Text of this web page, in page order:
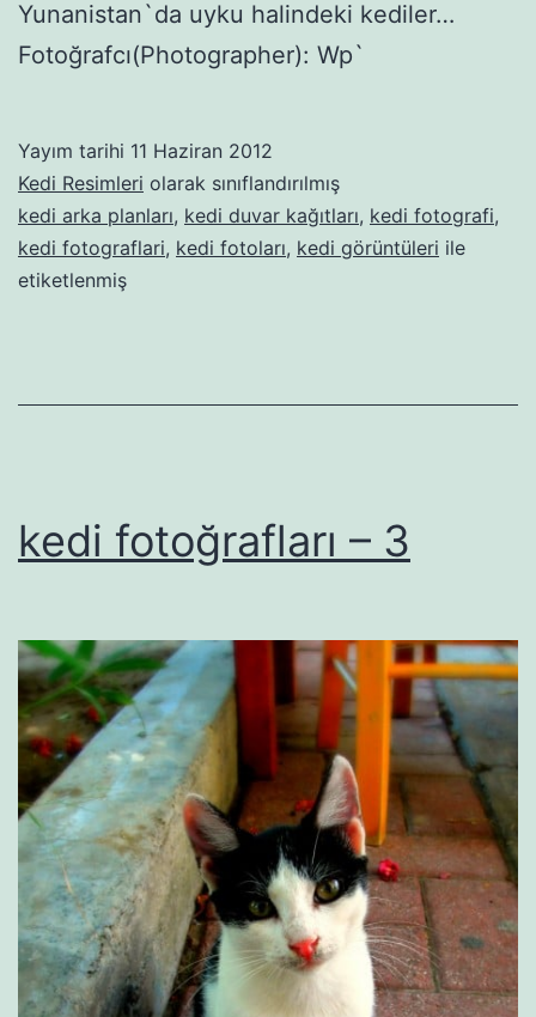
Yunanistan`da uyku halindeki kediler…
Fotoğrafcı(Photographer): Wp`
Yayım tarihi 11 Haziran 2012
Kedi Resimleri olarak sınıflandırılmış
kedi arka planları, kedi duvar kağıtları, kedi fotografi,
kedi fotograflari, kedi fotoları, kedi görüntüleri ile
etiketlenmiş
kedi fotoğrafları – 3